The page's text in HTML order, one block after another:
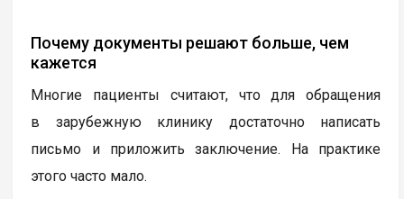
Почему документы решают больше, чем
кажется
Многие пациенты считают, что для обращения
в зарубежную клинику достаточно написать
письмо и приложить заключение. На практике
этого часто мало.